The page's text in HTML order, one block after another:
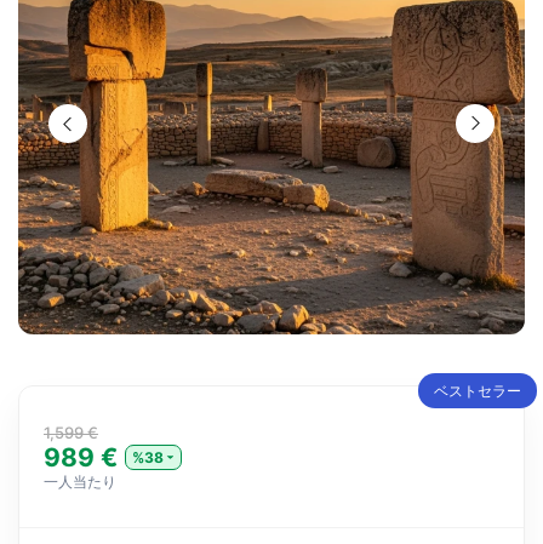
ベストセラー
1,599 €
989 €
%38
一人当たり